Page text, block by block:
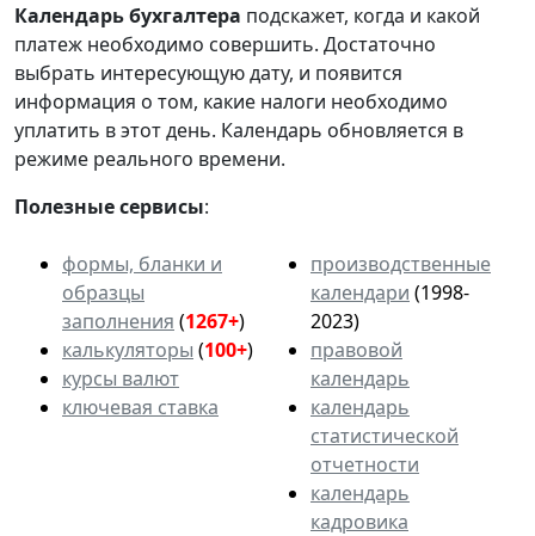
Календарьбухгалтера подскажет, когда и какой
платеж необходимо совершить. Достаточно
выбрать интересующую дату, и появится
информация о том, какие налоги необходимо
уплатить в этот день. Календарь обновляется в
режиме реального времени.
Полезные сервисы:
формы, бланки и
образцы
заполнения (1267+)
калькуляторы (100+)
курсы валют
ключевая ставка
производственные
календари (1998-
2023)
правовой
календарь
календарь
статистической
отчетности
календарь
кадровика